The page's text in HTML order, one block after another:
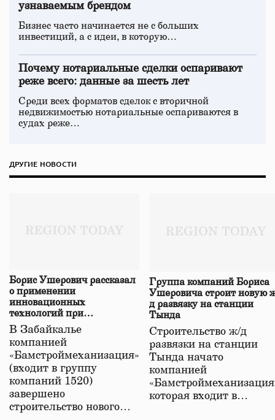
узнаваемым брендом
Бизнес часто начинается не с больших
инвестиций, а с идеи, в которую…
Почему нотариальные сделки оспаривают
реже всего: данные за шесть лет
Среди всех форматов сделок с вторичной
недвижимостью нотариальные оспариваются в
судах реже…
ДРУГИЕ НОВОСТИ
Борис Ушерович рассказал
о применении
инновационных
технологий при
строительстве нового моста
в Забайкалье
В Забайкалье
компанией
«Бамстроймеханизация»
(входит в группу
компаний 1520)
завершено
строительство нового…
Группа компаний Бориса
Ушеровича строит новую
д развязку на станции
Тында
Строительство ж/д
развязки на станции
Тында начато
компанией
которая входит в…